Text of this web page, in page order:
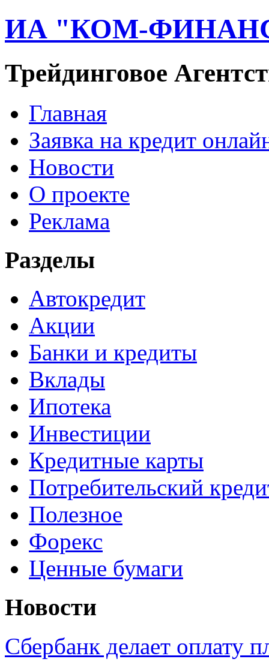
ИА "КОМ-
Трейдинговое
Главная
Заявка на кредит
Новости
О проекте
Реклама
Разделы
Автокредит
Акции
Банки и кредиты
Вклады
Ипотека
Инвестиции
Кредитные карты
Потребительский
Полезное
Форекс
Ценные бумаги
Новости
Сбербанк делает